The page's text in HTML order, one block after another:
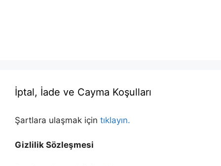
İptal, İade ve Cayma Koşulları
Şartlara ulaşmak için tıklayın.
Gizlilik Sözleşmesi